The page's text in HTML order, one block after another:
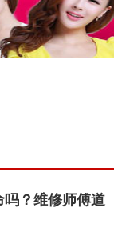
吗？维修师傅道